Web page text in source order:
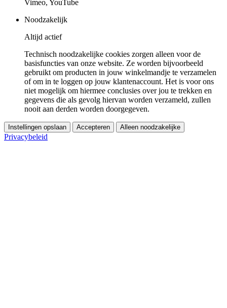
Vimeo, YouTube
Noodzakelijk
Altijd actief
Technisch noodzakelijke cookies zorgen alleen voor de
basisfuncties van onze website. Ze worden bijvoorbeeld
gebruikt om producten in jouw winkelmandje te verzamelen
of om in te loggen op jouw klantenaccount. Het is voor ons
niet mogelijk om hiermee conclusies over jou te trekken en
gegevens die als gevolg hiervan worden verzameld, zullen
nooit aan derden worden doorgegeven.
Instellingen opslaan Accepteren Alleen noodzakelijke
Privacybeleid